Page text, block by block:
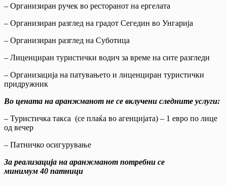
– Организиран ручек во ресторанот на ергелата
– Организиран разглед на градот Сегедин во Унгарија
– Организиран разглед на Суботица
– Лиценциран туристички водич за време на сите разгледи
– Организација на патувањето и лиценциран туристички
придружник
Во цената на аранжманот не се вклучени следните услуги:
– Туристичка такса (се плаќа во агенцијата) – 1 евро по лице
од вечер
– Патничко осигурување
За реализација на аранжманот потребни се
минимум 40 патници